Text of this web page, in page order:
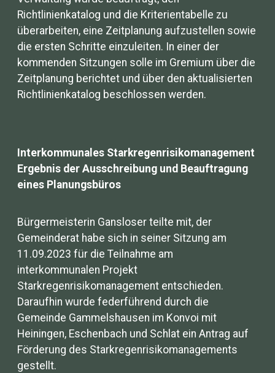
Richtlinienkatalog und die Kriterientabelle zu
überarbeiten, eine Zeitplanung aufzustellen sowie
die ersten Schritte einzuleiten. In einer der
kommenden Sitzungen solle im Gremium über die
Zeitplanung berichtet und über den aktualisierten
Richtlinienkatalog beschlossen werden.
Interkommunales Starkregenrisikomanagement
Ergebnis der Ausschreibung und Beauftragung
eines Planungsbüros
Bürgermeisterin Gansloser teilte mit, der
Gemeinderat habe sich in seiner Sitzung am
11.09.2023 für die Teilnahme am
interkommunalen Projekt
Starkregenrisikomanagement entschieden.
Daraufhin wurde federführend durch die
Gemeinde Gammelshausen im Konvoi mit
Heiningen, Eschenbach und Schlat ein Antrag auf
Förderung des Starkregenrisikomanagements
gestellt.